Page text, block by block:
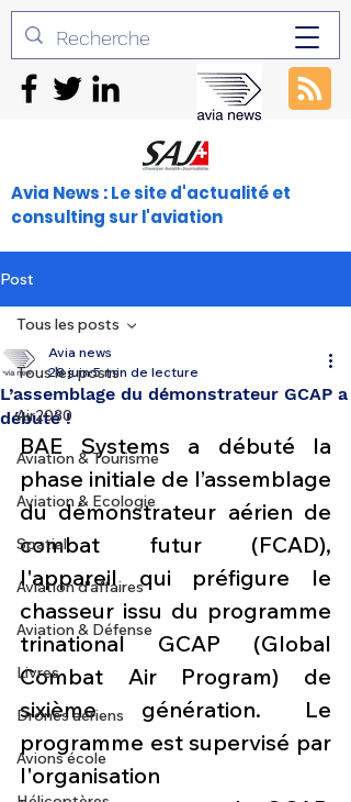
Avia News : Le site d'actualité et
consulting sur l'aviation
Post
Tous les posts
Air2030
Aviation & Tourisme
Aviation & Ecologie
Spatial
Aviation d'affaires
Aviation & Défense
Livres
Drones aériens
Avions école
Tous les posts
L’assemblage du démonstrateur GCAP a
débuté !
Avia news
28 juin 5 min de lecture
BAE Systems a débuté la
phase initiale de l’assemblage
du démonstrateur aérien de
combat futur (FCAD),
l'appareil qui préfigure le
chasseur issu du programme
trinational GCAP (Global
Combat Air Program) de
sixième génération. Le
programme est supervisé par
l'organisation